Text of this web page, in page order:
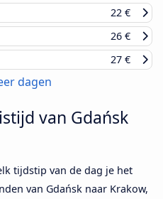
22 €
26 €
27 €
dagen
van Gdańsk
tijdstip van de dag je het
van Gdańsk naar Krakow,